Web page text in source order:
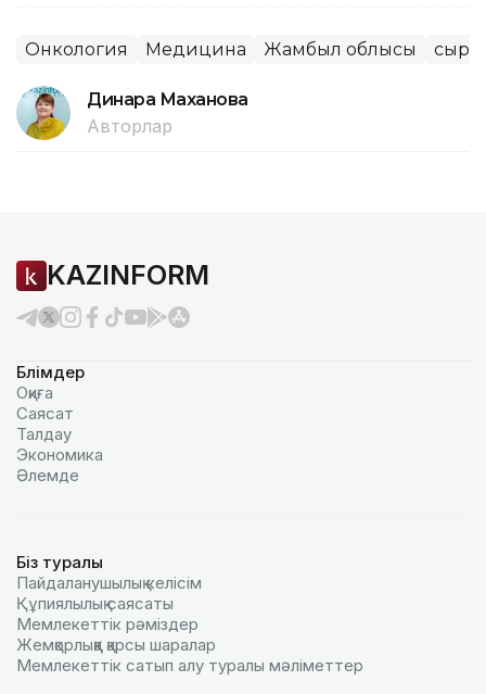
Онкология Медицина Жамбыл облысы
Динара Маханова
Авторлар
KAZINFORM
Бөлімдер
Оқиға
Саясат
Талдау
Экономика
Әлемде
Біз туралы
Пайдаланушылық келiciм
Құпиялылық саясаты
Мемлекеттік рәміздер
Жемқорлыққа қарсы шаралар
Мемлекеттік сатып алу туралы мәлiметтер